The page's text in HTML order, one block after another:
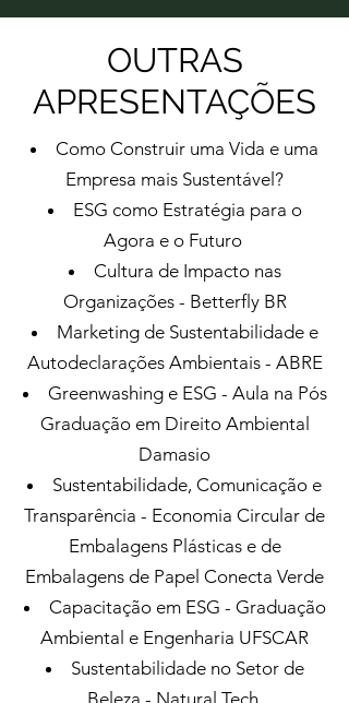
OUTRAS
APRESENTAÇÕES
Como Construir uma Vida e uma
Empresa mais Sustentável?
ESG como Estratégia para o
Agora e o Futuro
Cultura de Impacto nas
Organizações - Betterfly BR
Marketing de Sustentabilidade e
Autodeclarações Ambientais - ABRE
Greenwashing e ESG - Aula na Pós
Graduação em Direito Ambiental
Damasio
Sustentabilidade, Comunicação e
Transparência - Economia Circular de
Embalagens Plásticas e de
Embalagens de Papel Conecta Verde
Capacitação em ESG - Graduação
Ambiental e Engenharia UFSCAR
Sustentabilidade no Setor de
Beleza - Natural Tech